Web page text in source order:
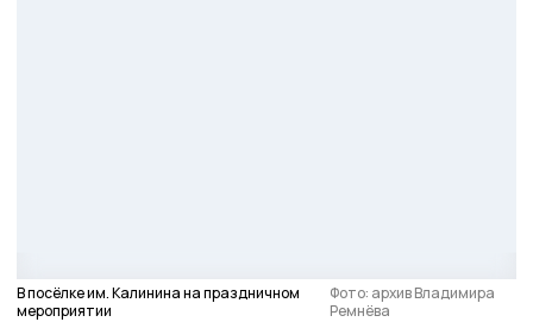
В посёлке им. Калинина на праздничном
мероприятии
Фото: архив Владимира
Ремнёва